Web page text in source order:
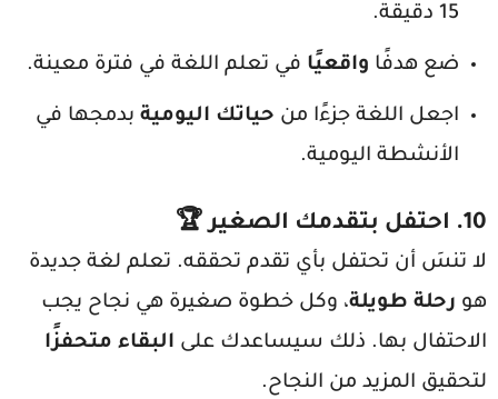
15 دقيقة.
ضع هدفًا واقعيًا في تعلم اللغة في فترة معينة.
اجعل اللغة جزءًا من حياتك اليومية بدمجها في
الأنشطة اليومية.
10. احتفل بتقدمك الصغير🏆
لا تنسَ أن تحتفل بأي تقدم تحققه. تعلم لغة جديدة
هو رحلة طويلة، وكل خطوة صغيرة هي نجاح يجب
الاحتفال بها. ذلك سيساعدك على البقاء متحفزًا
لتحقيق المزيد من النجاح.